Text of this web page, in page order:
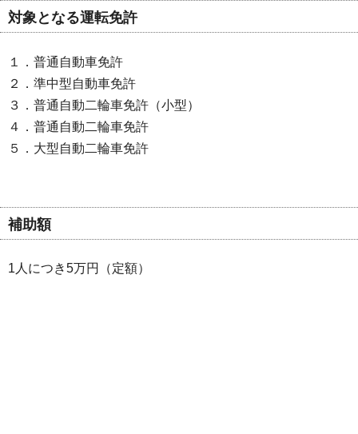
対象となる運転免許
１．普通自動車免許
２．準中型自動車免許
３．普通自動二輪車免許（小型）
４．普通自動二輪車免許
５．大型自動二輪車免許
補助額
1人につき5万円（定額）